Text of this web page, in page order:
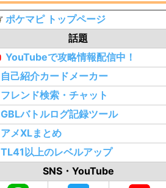
ポケマピ トップページ
話題
YouTubeで攻略情報配信中！
自己紹介カードメーカー
フレンド検索・チャット
GBLバトルログ記録ツール
アメXLまとめ
TL41以上のレベルアップ
SNS・YouTube